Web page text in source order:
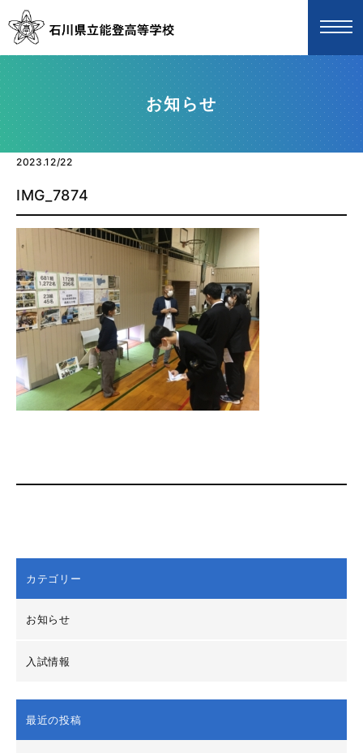
お知らせ
2023.12/22
IMG_7874
カテゴリー
お知らせ
入試情報
最近の投稿